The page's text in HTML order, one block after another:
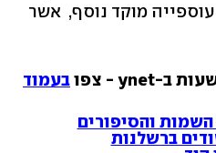
מוקד נוסף, אשר
בעמוד
והסיפורים
ברשלנות